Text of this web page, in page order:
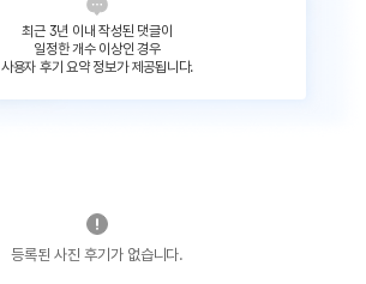
최근 3년 이내 작성된 댓글이
일정한 개수 이상인 경우
사용자 후기 요약 정보가 제공됩니다.
등록된 사진 후기가 없습니다.